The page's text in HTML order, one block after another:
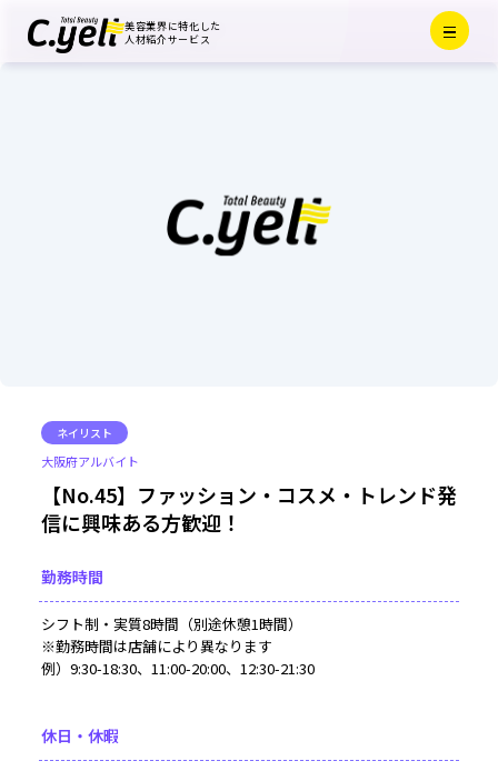
美容業界に特化した
人材紹介サービス
Menu
Close
ネイリスト
大阪府アルバイト
【No.45】ファッション・コスメ・トレンド発
信に興味ある方歓迎！
勤務時間
シフト制・実質8時間（別途休憩1時間）
※勤務時間は店舗により異なります
例）9:30-18:30、11:00-20:00、12:30-21:30
休日・休暇